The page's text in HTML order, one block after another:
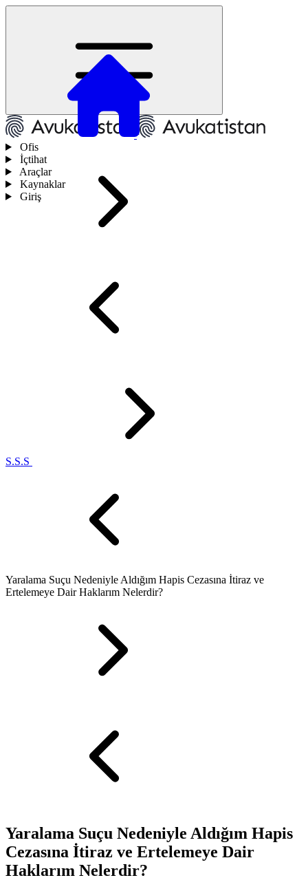
Ofis
İçtihat
Araçlar
Kaynaklar
Giriş
S.S.S
Yaralama Suçu Nedeniyle Aldığım Hapis Cezasına İtiraz ve
Ertelemeye Dair Haklarım Nelerdir?
Yaralama Suçu Nedeniyle Aldığım Hapis
Cezasına İtiraz ve Ertelemeye Dair
Haklarım Nelerdir?